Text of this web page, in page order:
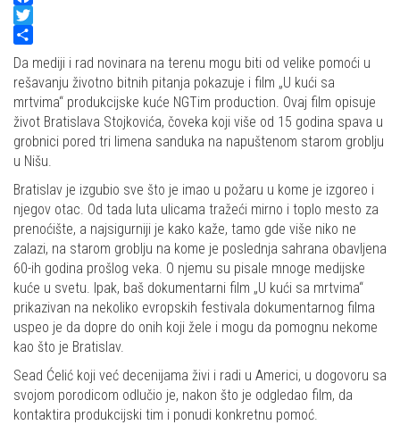
Facebook
Twitter
Share
Da mediji i rad novinara na terenu mogu biti od velike pomoći u
rešavanju životno bitnih pitanja pokazuje i film „U kući sa
mrtvima“ produkcijske kuće NGTim production. Ovaj film opisuje
život Bratislava Stojkovića, čoveka koji više od 15 godina spava u
grobnici pored tri limena sanduka na napuštenom starom groblju
u Nišu.
Bratislav je izgubio sve što je imao u požaru u kome je izgoreo i
njegov otac. Od tada luta ulicama tražeći mirno i toplo mesto za
prenoćište, a najsigurniji je kako kaže, tamo gde više niko ne
zalazi, na starom groblju na kome je poslednja sahrana obavljena
60-ih godina prošlog veka. O njemu su pisale mnoge medijske
kuće u svetu. Ipak, baš dokumentarni film „U kući sa mrtvima“
prikazivan na nekoliko evropskih festivala dokumentarnog filma
uspeo je da dopre do onih koji žele i mogu da pomognu nekome
kao što je Bratislav.
Sead Ćelić koji već decenijama živi i radi u Americi, u dogovoru sa
svojom porodicom odlučio je, nakon što je odgledao film, da
kontaktira produkcijski tim i ponudi konkretnu pomoć.